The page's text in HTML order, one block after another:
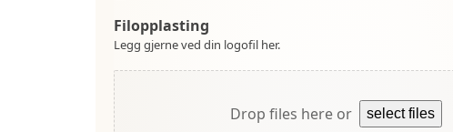
Filopplasting
Legg gjerne ved din logofil her.
Drop files here or select files